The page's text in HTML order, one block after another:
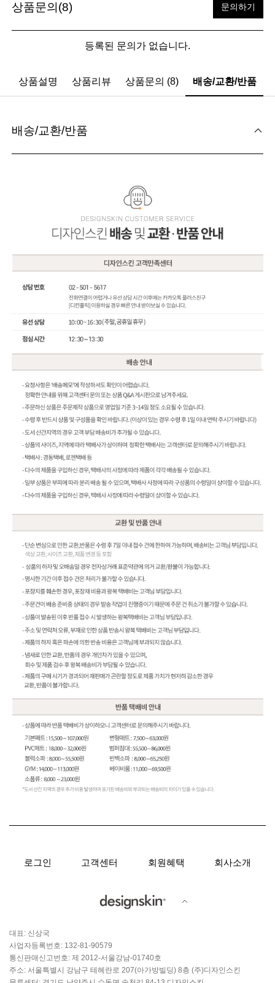
상품문의(8) 문의하기
등록된 문의가 없습니다.
상품설명 상품리뷰 상품문의 (8) 배송/교환/반품
배송/교환/반품
로그인 고객센터 회원혜택 회사소개
대표: 신상국
사업자등록번호: 132-81-90579
통신판매신고번호: 제 2012-서울강남-01740호
주소: 서울특별시 강남구 테헤란로 207(아가방빌딩) 8층 (주)디자인스킨